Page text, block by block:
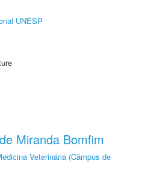
UNESP
Miranda Bomfim
Veterinária (Câmpus de